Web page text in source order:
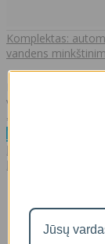
Komplektas:
vandens
vandenilį. Filtrai
€1,249
Į palyginimą
Į norų sąrašą